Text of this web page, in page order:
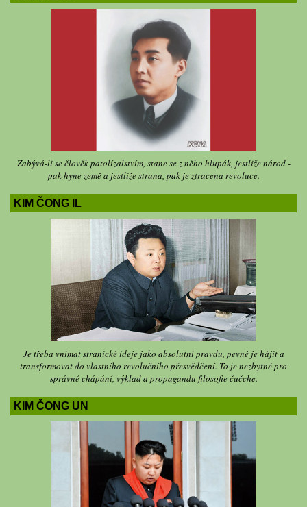
Zabývá-li se člověk patolízalstvím, stane se z něho hlupák, jestliže národ -
pak hyne země a jestliže strana, pak je ztracena revoluce.
KIM ČONG IL
Je třeba vnímat stranické ideje jako absolutní pravdu, pevně je hájit a
transformovat do vlastního revolučního přesvědčení. To je nezbytné pro
správné chápání, výklad a propagandu filosofie čučche.
KIM ČONG UN